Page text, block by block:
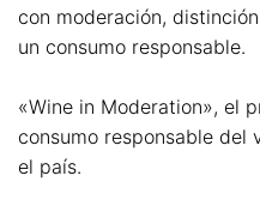
con moderación,
un consumo responsable.
«Wine in Moderation», el
consumo responsable del
el país.